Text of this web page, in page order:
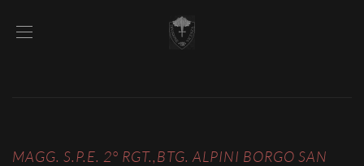
MAGG. S.P.E. 2° RGT.,BTG. ALPINI BORGO SAN